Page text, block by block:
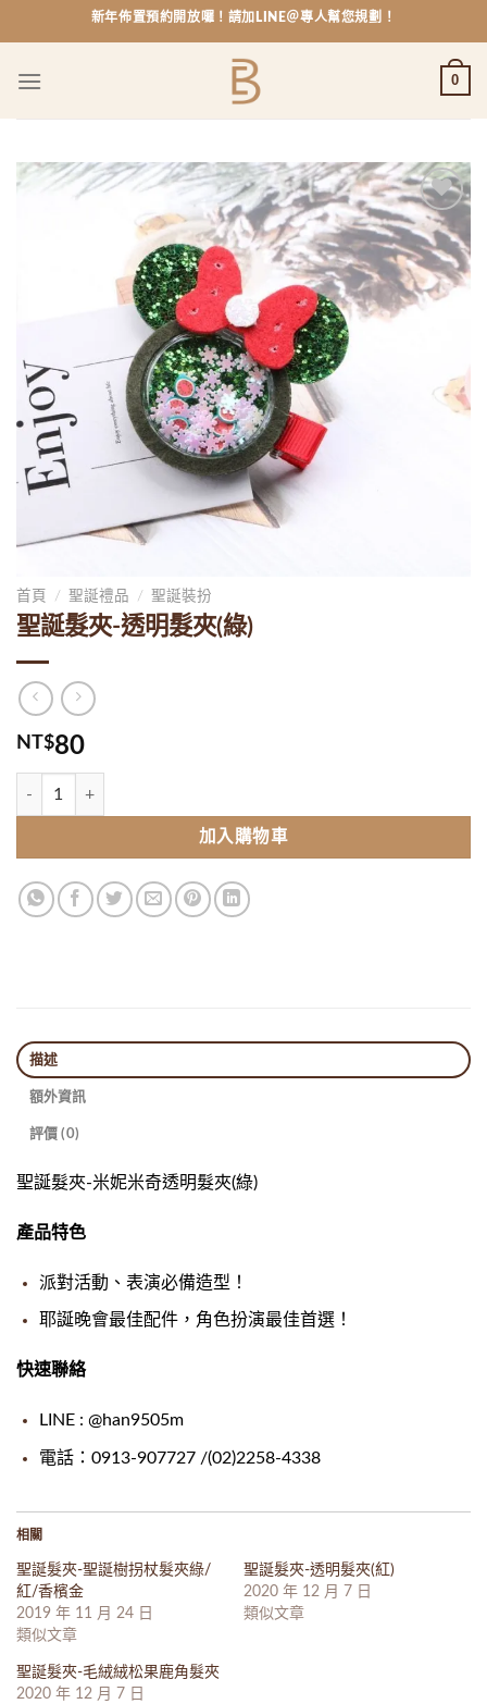
to
新年佈置預約開放囉！請加LINE＠專人幫您規劃！
0
Add to
wishlist
首頁 / 聖誕禮品 / 聖誕裝扮
聖誕髮夾-透明髮夾(綠)
NT$80
聖誕髮夾-透明髮夾(綠) 數量
加入購物車
描述
額外資訊
評價 (0)
聖誕髮夾-米妮米奇透明髮夾(綠)
產品特色
派對活動、表演必備造型！
耶誕晚會最佳配件，角色扮演最佳首選！
快速聯絡
LINE : @han9505m
電話：0913-907727 /(02)2258-4338
相關
聖誕髮夾-聖誕樹拐杖髮夾綠/
紅/香檳金
2019 年 11 月 24 日
類似文章
聖誕髮夾-透明髮夾(紅)
2020 年 12 月 7 日
類似文章
聖誕髮夾-毛絨絨松果鹿角髮夾
2020 年 12 月 7 日